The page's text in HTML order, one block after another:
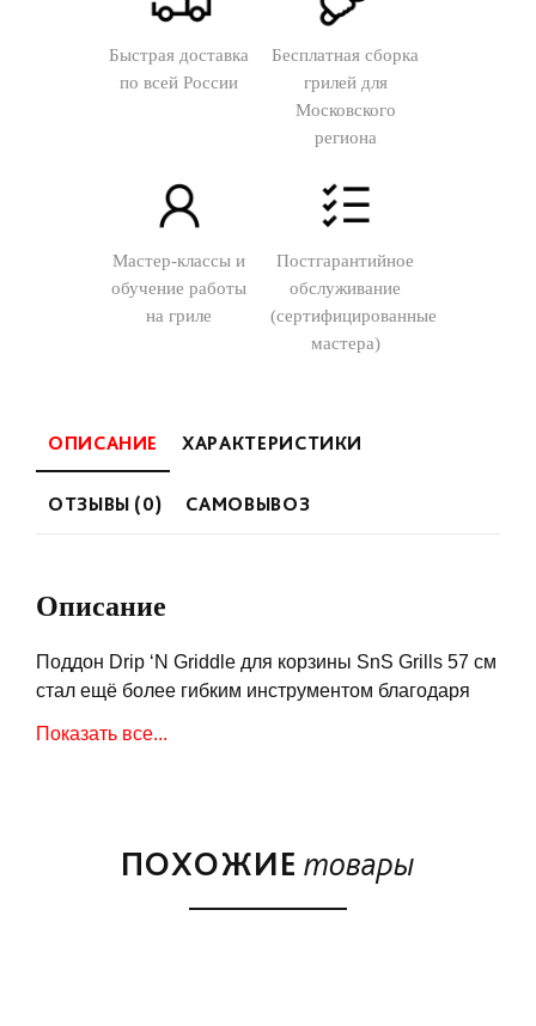
Быстрая доставка
по всей России
Бесплатная сборка
грилей для
Московского
региона
Мастер-классы и
обучение работы
на гриле
Постгарантийное
обслуживание
(сертифицированные
мастера)
ОПИСАНИЕ ХАРАКТЕРИСТИКИ
ОТЗЫВЫ (0) САМОВЫВОЗ
Описание
Поддон Drip ‘N Griddle для корзины SnS Grills 57 см
стал ещё более гибким инструментом благодаря
получаете непревзойдённый комфорт и качество
Показать все...
ПОХОЖИЕ товары